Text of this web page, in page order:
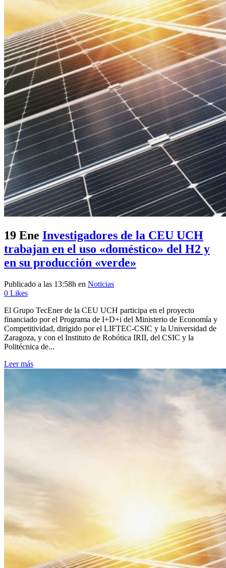
19 Ene Investigadores de la CEU UCH
trabajan en el uso «doméstico» del H2 y
en su producción «verde»
Publicado a las 13:58h en Noticias
0 Likes
El Grupo TecEner de la CEU UCH participa en el proyecto
financiado por el Programa de I+D+i del Ministerio de Economía y
Competitividad, dirigido por el LIFTEC-CSIC y la Universidad de
Zaragoza, y con el Instituto de Robótica IRII, del CSIC y la
Politécnica de...
Leer más